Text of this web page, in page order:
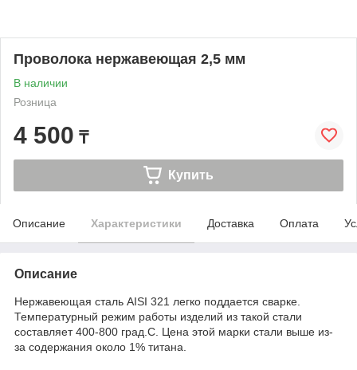
Проволока нержавеющая 2,5 мм
В наличии
Розница
4 500 ₸
Купить
Описание Характеристики Доставка Оплата
Описание
Нержавеющая сталь AISI 321 легко поддается сварке.
Температурный режим работы изделий из такой стали
составляет 400-800 град.С. Цена этой марки стали выше из-
за содержания около 1% титана.